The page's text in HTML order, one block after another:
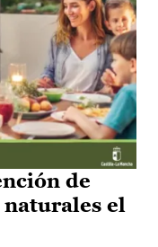
de
naturales el